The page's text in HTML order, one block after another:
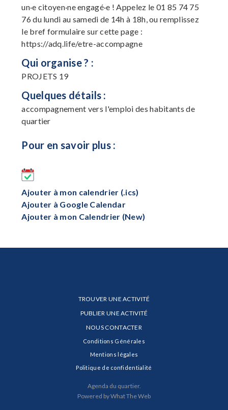
un·e citoyen·ne engagé·e ! Appelez le 01 85 74 75
76 du lundi au samedi de 14h à 18h, ou remplissez
le bref formulaire sur cette page :
https://adq.life/etre-accompagne
Qui organise ? :
PROJETS 19
Quelques détails :
accompagnement vers l'emploi des habitants de
quartier
Pour en savoir plus :
Ajouter à mon calendrier (.ics)
Ajouter à Google Calendar
Ajouter à mon Calendrier (New)
TROUVER UNE ACTIVITÉ
PUBLIER UNE ACTIVITÉ
NOUS CONTACTER
Conditions Générales
Mentions légales
Politique de confidentialité
Agenda du quartier.
Powered by What The Web